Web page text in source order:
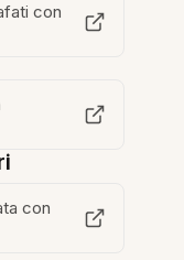
con
con